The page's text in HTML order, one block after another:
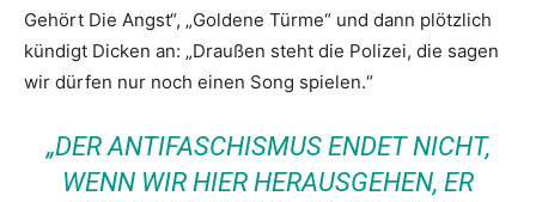
Gehört Die Angst“, „Goldene Türme“ und dann plötzlich
kündigt Dicken an: „Draußen steht die Polizei, die sagen
wir dürfen nur noch einen Song spielen.“
„DER ANTIFASCHISMUS ENDET NICHT,
WENN WIR HIER HERAUSGEHEN, ER